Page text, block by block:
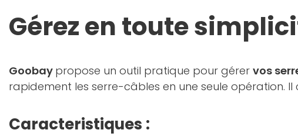
Gérez en toute
Goobay propose un outil pratique pour gérer vos
rapidement les serre-câbles en une seule opération.
Caracteristiques :